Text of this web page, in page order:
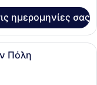
ημερομηνίες σας
ξενοδοχείου με δύο
Πόλη